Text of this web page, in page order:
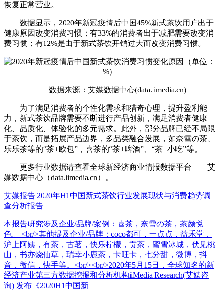
恢复正常营业。
数据显示，2020年新冠疫情后中国45%新式茶饮用户出于
健康原因改变消费习惯；有33%的消费者出于减肥需要改变消
费习惯；有12%是由于新式茶饮开销过大而改变消费习惯。
数据来源：艾媒数据中心(data.iimedia.cn)
为了满足消费者的个性化需求和猎奇心理，提升盈利能
力，新式茶饮品牌需要不断进行产品创新，满足消费者健康
化、品质化、体验化的多元需求。此外，部分品牌已经不局限
于茶饮，而是拓展产品边界，多品类融合发展，如奈雪の茶、
乐乐茶等的“茶+欧包”，喜茶的“茶+啤酒”、“茶+小吃”等。
更多行业数据请查看全球新经济商业情报数据平台——艾
媒数据中心（data.iimedia.cn）。
艾媒报告|2020年H1中国新式茶饮行业发展现状与消费趋势调
查分析报告
本报告研究涉及企业/品牌/案例：喜茶，奈雪の茶，茶颜悦
色。 <br/>其他提及企业/品牌：coco都可，一点点，益禾堂，
沪上阿姨，有茶，古茗，快乐柠檬，贡茶，蜜雪冰城，伏见桃
山，书亦烧仙草，瑞幸小鹿茶，卡旺卡，七分甜，微博，抖
音，微信，快手等。<br/><br/>2020年5月15日，全球知名的新
经济产业第三方数据挖掘和分析机构iiMedia Research(艾媒咨
询) 发布《2020H1中国新